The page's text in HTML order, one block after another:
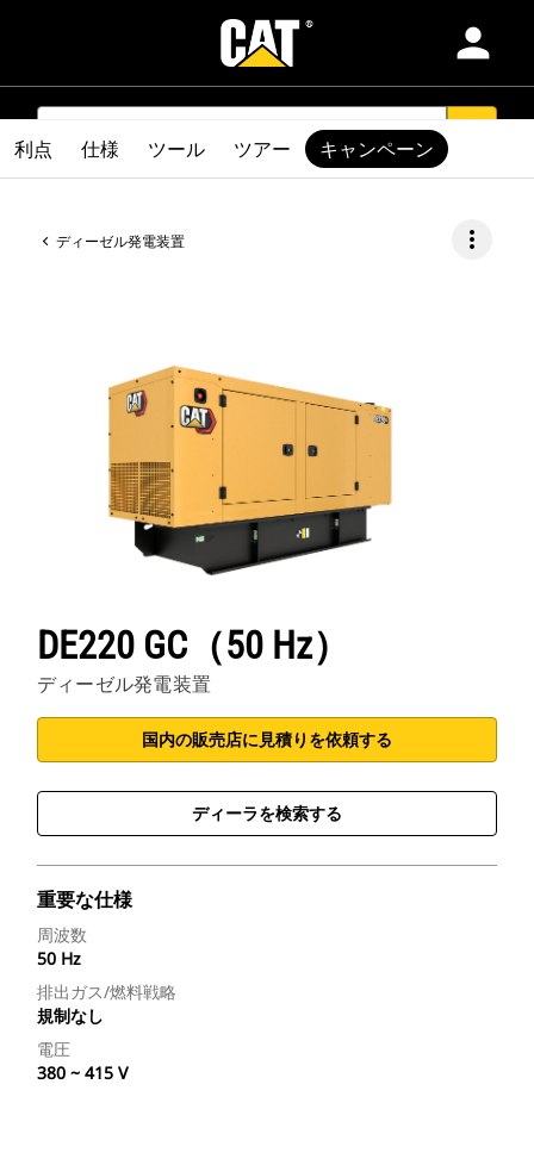
person
SEARCH
製品
業種別
サービスおよびサポート
Asia-日本語
CATアプリケーション
ディーゼル発電装置 more_vert
DE220 GC（50 Hz）
ディーゼル発電装置
国内の販売店に見積りを依頼する
ディーラを検索する
重要な仕様
周波数
50 Hz
排出ガス/燃料戦略
規制なし
電圧
380 ~ 415 V
利点 仕様 ツール ツアー キャンペーン